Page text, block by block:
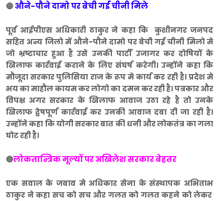
🔴औने-पौने दामो पर बेची गई चीनी मिले
पूर्व आईपीएस अधिकारी ठाकुर ने कहा कि कुशीनगर जनपद
सहित अन्य जिलो में औने-पौने दामो पर बेची गई चीनी मिलो मे
जो भ्रष्टाचार हुआ है उसे उनकी पार्टी उजागर कर दोषियों के
खिलाफ कार्रवाई कराने के लिए संघर्ष करेगी। उन्होंने कहा कि
मौजूदा सरकार पुलिसिया राज के रूप मे कार्य कर रही है। प्रदेश मे
भय का माहौल कायम कर लोगो का दमन कर रही है। पत्रकार और
विपक्ष अगर सरकार के खिलाफ आवाज उठा रहे है तो उनके
खिलाफ द्वेषपूर्ण कार्रवाई कर उनकी आवाज दबा दी जा रही है।
उन्होंने कहा कि योगी सरकार बात की धनी और लोकतंत्र का गला
घोट रही है।
🔵लोकतान्त्रिक मूल्यों पर अखिलेश सरकार बेहतर
एक सवाल के जबाव मे अधिकार सेना के संस्थापक अभिताभ
ठाकुर ने कहा सच को सच और गलत को गलत कहने को लेकर